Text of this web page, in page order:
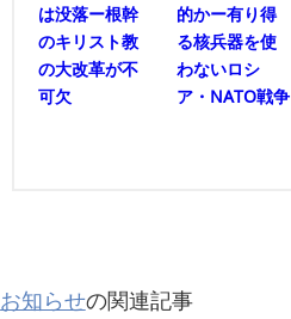
は没落ー根幹
のキリスト教
の大改革が不
可欠
的かー有り得
る核兵器を使
わないロシ
ア・NATO戦争
お知らせの関連記事